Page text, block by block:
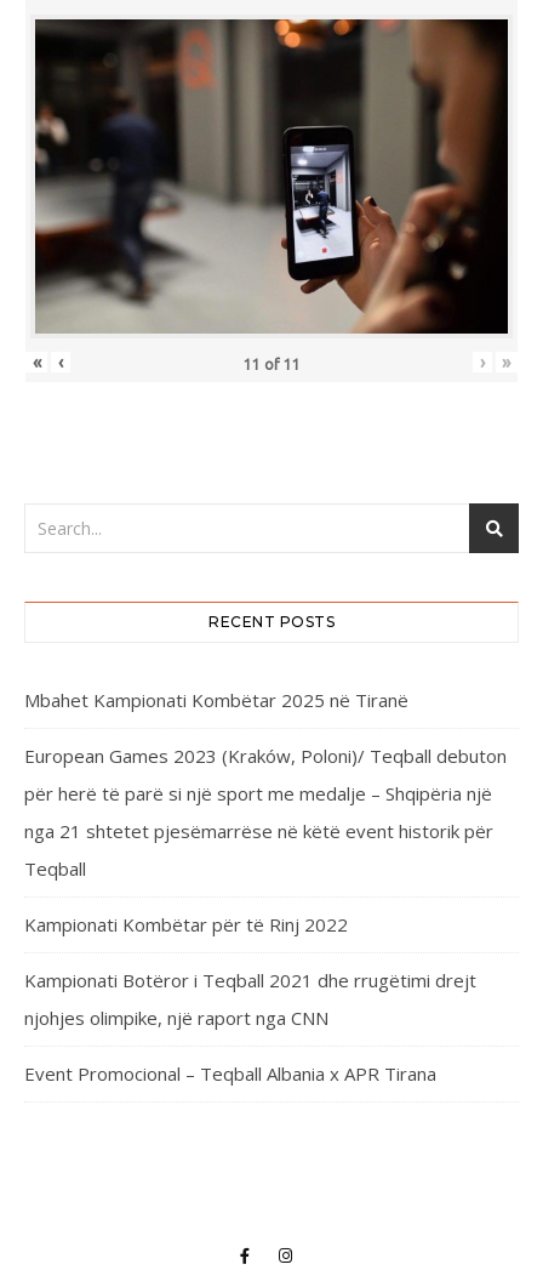
« ‹ 11 of 11 › »
RECENT POSTS
Mbahet Kampionati Kombëtar 2025 në Tiranë
European Games 2023 (Kraków, Poloni)/ Teqball debuton
për herë të parë si një sport me medalje – Shqipëria një
nga 21 shtetet pjesëmarrëse në këtë event historik për
Teqball
Kampionati Kombëtar për të Rinj 2022
Kampionati Botëror i Teqball 2021 dhe rrugëtimi drejt
njohjes olimpike, një raport nga CNN
Event Promocional – Teqball Albania x APR Tirana